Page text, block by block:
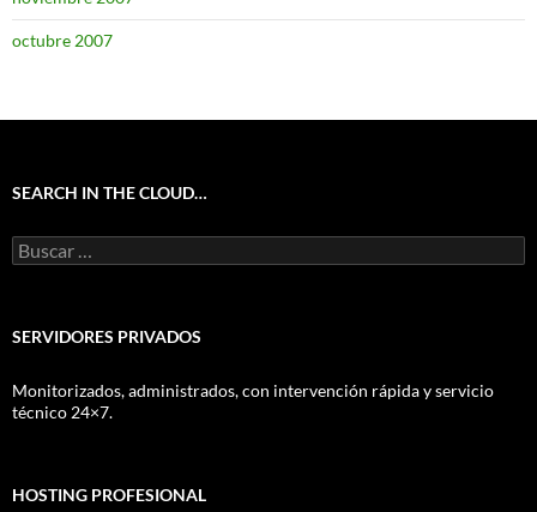
octubre 2007
SEARCH IN THE CLOUD…
Buscar:
SERVIDORES PRIVADOS
Monitorizados, administrados, con intervención rápida y servicio
técnico 24×7.
HOSTING PROFESIONAL